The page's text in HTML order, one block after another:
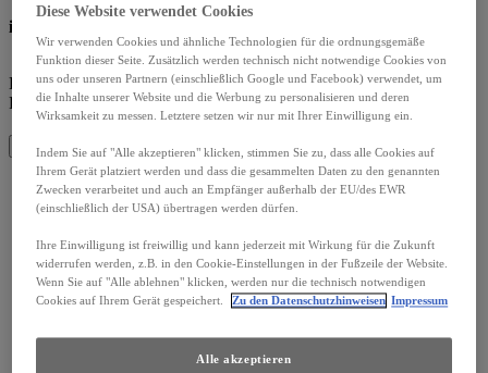
inkl. Wechselprämie¹
Lexus RelaxGarantienach jeder Inspektion bis zu einem
Fahrzeugalter von15 Jahren².
Highlights
17‘‘ Leichtmetallfelgen
Lexus Safety System +
Lexus Link Connect cloudbasierte Navigation
9,8‘‘ Touchscreen-Multifunktionsdisplay
Außenspiegel beheizbar, elektrisch einstellbar, manuell
einklappbar
Tempolimiterkennung
Diese Website verwendet Cookies
Wir verwenden Cookies und ähnliche Technologien für die ordnungsgemäße
Funktion dieser Seite. Zusätzlich werden technisch nicht notwendige Cookies von
uns oder unseren Partnern (einschließlich Google und Facebook) verwendet, um
die Inhalte unserer Website und die Werbung zu personalisieren und deren
Wirksamkeit zu messen. Letztere setzen wir nur mit Ihrer Einwilligung ein.
Indem Sie auf "Alle akzeptieren" klicken, stimmen Sie zu, dass alle Cookies auf
Ihrem Gerät platziert werden und dass die gesammelten Daten zu den genannten
Zwecken verarbeitet und auch an Empfänger außerhalb der EU/des EWR
(einschließlich der USA) übertragen werden dürfen.
Ihre Einwilligung ist freiwillig und kann jederzeit mit Wirkung für die Zukunft
widerrufen werden, z.B. in den Cookie-Einstellungen in der Fußzeile der Website.
Wenn Sie auf "Alle ablehnen" klicken, werden nur die technisch notwendigen
Cookies auf Ihrem Gerät gespeichert.
Zu den Datenschutzhinweisen Impressum
Alle akzeptieren